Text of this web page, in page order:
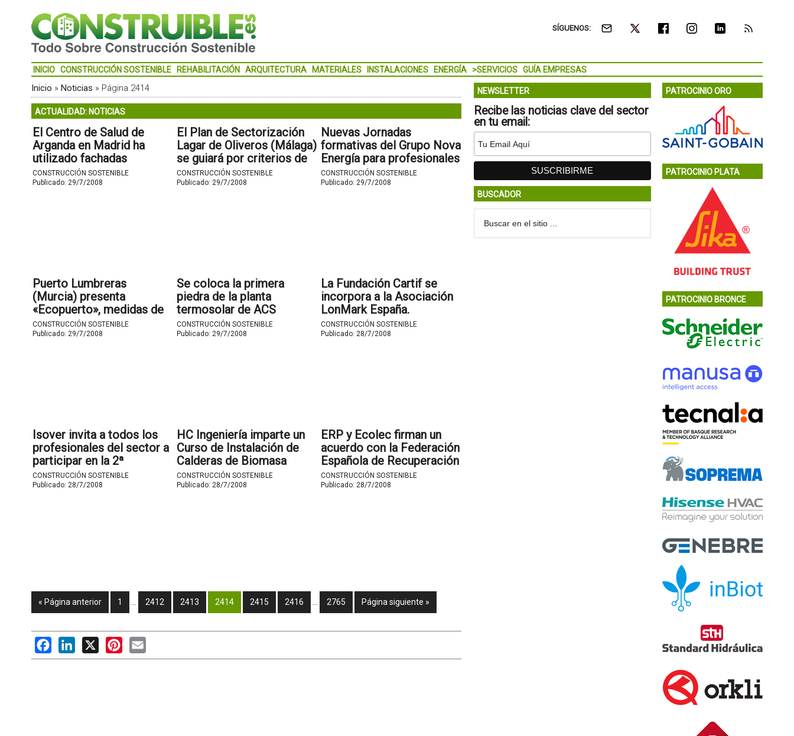
SÍGUENOS:
INICIO CONSTRUCCIÓN SOSTENIBLE REHABILITACIÓN ARQUITECTURA MATERIALES INSTALACIONES ENERGÍA >SERVICIOS GUÍA EMPRESAS
Inicio » Noticias » Página 2414
ACTUALIDAD: NOTICIAS
El Centro de Salud de
Arganda en Madrid ha
utilizado fachadas
ventiladas Frontek.
CONSTRUCCIÓN SOSTENIBLE
Publicado: 29/7/2008
El Plan de Sectorización
Lagar de Oliveros (Málaga)
se guiará por criterios de
planeamiento
bioclimático, ecológico y
CONSTRUCCIÓN SOSTENIBLE
Publicado: 29/7/2008
Nuevas Jornadas
formativas del Grupo Nova
Energía para profesionales
de proyectos e
instalaciones de calderas
CONSTRUCCIÓN SOSTENIBLE
Publicado:29/7/2008
Puerto Lumbreras
(Murcia) presenta
«Ecopuerto», medidas de
Eficiencia Energética en el
marco del Plan
CONSTRUCCIÓN SOSTENIBLE
Publicado: 29/7/2008
Se coloca la primera
piedra de la planta
termosolar de ACS
«Manchasol I» en Alcázar
de San Juan (Ciudad Real).
CONSTRUCCIÓN SOSTENIBLE
Publicado: 29/7/2008
La Fundación Cartif se
incorpora a la Asociación
LonMark España.
CONSTRUCCIÓN SOSTENIBLE
Publicado:28/7/2008
Isover invita a todos los
profesionales del sector a
participar en la 2ª
convocatoria de los
Premios Eficiencia
CONSTRUCCIÓN SOSTENIBLE
Publicado: 28/7/2008
HC Ingeniería imparte un
Curso de Instalación de
Calderas de Biomasa
organizado por Innova en
Valladolid.
CONSTRUCCIÓN SOSTENIBLE
Publicado: 28/7/2008
ERP y Ecolec firman un
acuerdo con la Federación
Española de Recuperación
para promover la correcta
gestión de los residuos de
CONSTRUCCIÓN SOSTENIBLE
Publicado:28/7/2008
« Página anterior 1 2412 2413 2414 2415 2416 2765 Página siguiente »
FacebookLinkedIn
X PinterestEmail
NEWSLETTER
Recibe las noticias clave del sector
en tu email:
BUSCADOR
PATROCINIO ORO
PATROCINIO PLATA
PATROCINIO BRONCE